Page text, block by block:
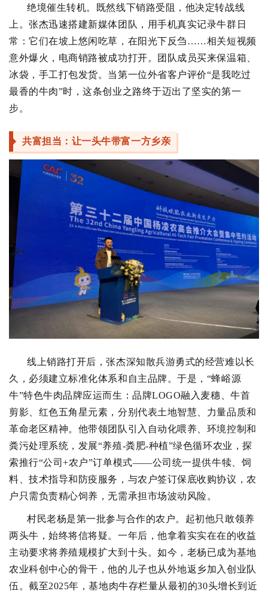
绝境催生转机。既然线下销路受阻，他决定转战线
上。张杰迅速搭建新媒体团队，用手机真实记录牛群日
常：它们在坡上悠闲吃草，在阳光下反刍……相关短视频
意外爆火，电商销路被成功打开。团队成员买来保温箱、
冰袋，手工打包发货。当第一位外省客户评价“是我吃过
最香的牛肉”时，这条创业之路终于迈出了坚实的第一
步。
共富担当：让一头牛带富一方乡亲
线上销路打开后，张杰深知散兵游勇式的经营难以长
久，必须建立标准化体系和自主品牌。于是，“蜂峪源
牛”特色牛肉品牌应运而生：品牌LOGO融入麦穗、牛首
剪影、红色五角星元素，分别代表土地智慧、力量品质和
革命老区精神。他带领团队引入自动化喂养、环境控制和
粪污处理系统，发展“养殖-粪肥-种植”绿色循环农业，探
索推行“公司+农户”订单模式——公司统一提供牛犊、饲
料、技术指导和防疫服务，与农户签订保底收购协议，农
户只需负责精心饲养，无需承担市场波动风险。
村民老杨是第一批参与合作的农户。起初他只敢领养
两头牛，始终将信将疑。一年后，他拿着实实在在的收益
主动要求将养殖规模扩大到十头。如今，老杨已成为基地
农业科创中心的骨干，他的儿子也从外地返乡加入创业队
伍。截至2025年，基地肉牛存栏量从最初的30头增长到近